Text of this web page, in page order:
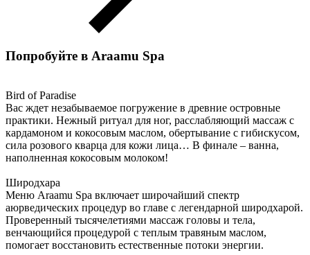
Попробуйте в Araamu Spa
Bird of Paradise
Вас ждет незабываемое погружение в древние островные
практики. Нежный ритуал для ног, расслабляющий массаж с
кардамоном и кокосовым маслом, обертывание с гибискусом,
сила розового кварца для кожи лица… В финале – ванна,
наполненная кокосовым молоком!
Широдхара
Меню Araamu Spa включает широчайший спектр
аюрведических процедур во главе с легендарной широдхарой.
Проверенный тысячелетиями массаж головы и тела,
венчающийся процедурой с теплым травяным маслом,
помогает восстановить естественные потоки энергии.